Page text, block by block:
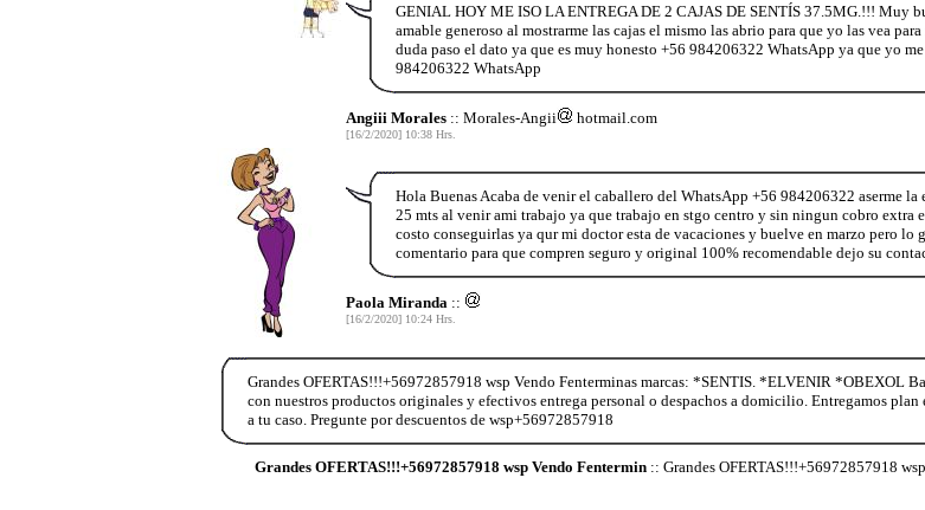
GENIAL HOY ME ISO LA ENTREGA DE 2 CAJAS DE SENTÍS 37.5MG.!!! Muy
amable generoso al mostrarme las cajas el mismo las abrio para que yo las vea
duda paso el dato ya que es muy honesto +56 984206322 WhatsApp ya que yo
984206322 WhatsApp
Angiii Morales:: Morales-Angii hotmail.com
[16/2/2020] 10:38 Hrs.
Hola Buenas Acaba de venir el caballero del WhatsApp +56 984206322 aserme
25 mts al venir ami trabajo ya que trabajo en stgo centro y sin ningun cobro extra
costo conseguirlas ya qur mi doctor esta de vacaciones y buelve en marzo pero
comentario para que compren seguro y original 100% recomendable dejo su
Paola Miranda ::
[16/2/2020] 10:24 Hrs.
Grandes OFERTAS!!!+56972857918 wsp Vendo Fenterminas marcas: *SENTIS. *ELVENIR *OBEXOL
con nuestros productos originales y efectivos entrega personal o despachos a domicilio. Entregamos
a tu caso. Pregunte por descuentos de wsp+56972857918
Grandes OFERTAS!!!+56972857918 wsp Vendo Fentermin:: Grandes OFERTAS!!!+56972857918